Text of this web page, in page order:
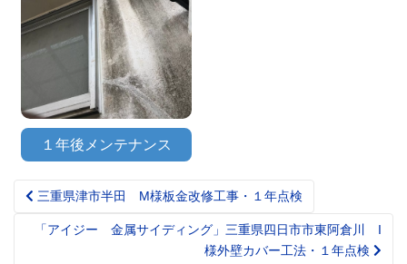
１年後メンテナンス
Post
navigation
三重県津市半田 M様板金改修工事・１年点検
「アイジー 金属サイディング」三重県四日市市東阿倉川 I
様外壁カバー工法・１年点検